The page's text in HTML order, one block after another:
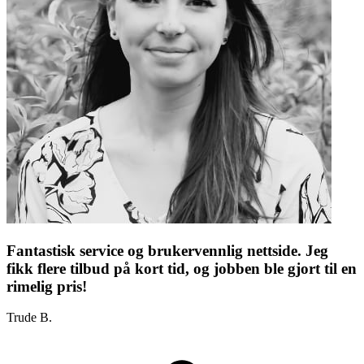
Fantastisk service og brukervennlig nettside. Jeg
fikk flere tilbud på kort tid, og jobben ble gjort til en
rimelig pris!
Trude B.